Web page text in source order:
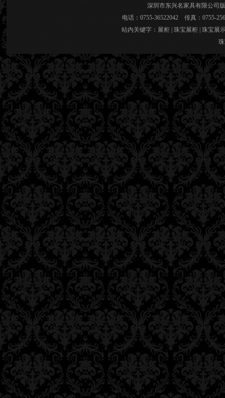
深圳市东兴名家具有限公司
电话：0755-36522042 传真：0755-
站内关键字：展柜|珠宝展柜|珠宝展